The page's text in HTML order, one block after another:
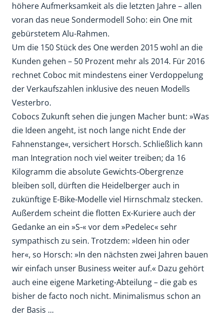
höhere Aufmerksamkeit als die letzten Jahre – allen
voran das neue Sondermodell Soho: ein One mit
gebürstetem Alu-Rahmen.
Um die 150 Stück des One werden 2015 wohl an die
Kunden gehen – 50 Prozent mehr als 2014. Für 2016
rechnet Coboc mit mindestens einer Verdoppelung
der Verkaufszahlen inklusive des neuen Modells
Vesterbro.
Cobocs Zukunft sehen die jungen Macher bunt: »Was
die Ideen angeht, ist noch lange nicht Ende der
Fahnenstange«, versichert Horsch. Schließlich kann
man Integration noch viel weiter treiben; da 16
Kilogramm die absolute Gewichts-Obergrenze
bleiben soll, dürften die Heidelberger auch in
zukünftige E-Bike-Modelle viel Hirnschmalz stecken.
Außerdem scheint die flotten Ex-Kuriere auch der
Gedanke an ein »S-« vor dem »Pedelec« sehr
sympathisch zu sein. Trotzdem: »Ideen hin oder
her«, so Horsch: »In den nächsten zwei Jahren bauen
wir einfach unser Business weiter auf.« Dazu gehört
auch eine eigene Marketing-Abteilung – die gab es
bisher de facto noch nicht. Minimalismus schon an
der Basis ...